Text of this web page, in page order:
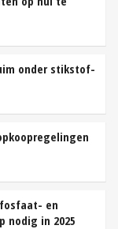
onder stikstof-
en
nodig in 2025